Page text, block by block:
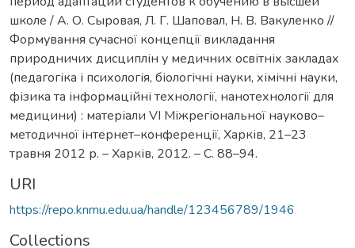
школе / А. О. Сыровая, Л. Г. Шаповал, Н. В. Вакуленко //
Формування сучасної концепції викладання
природничих дисциплін у медичних освітніх закладах
(педагогіка і психологія, біологічні науки, хімічні науки,
фізика та інформаційні технології, нанотехнології для
медицини) : матеріали VI Міжрегіональної науково–
методичної інтернет–конференції, Харків, 21–23
травня 2012 р. – Харків, 2012. – С. 88–94.
URI
https://repo.knmu.edu.ua/handle/123456789/1946
Collections